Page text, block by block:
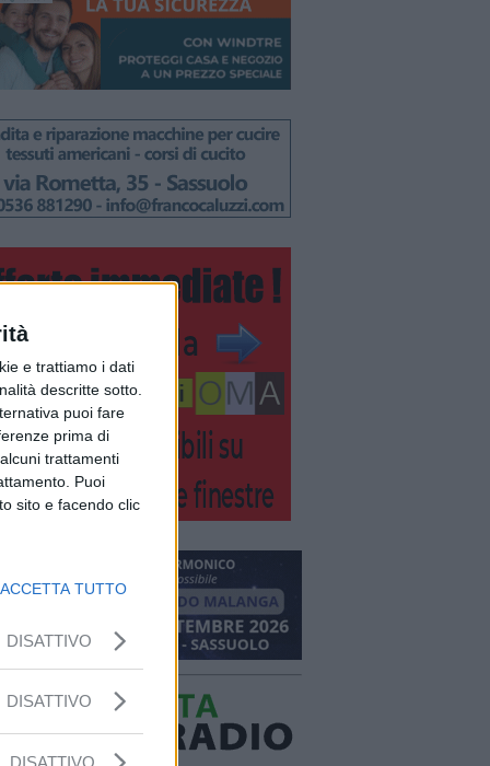
e trattiamo i dati
descritte sotto.
puoi fare
prima di
trattamenti
Puoi
sito e facendo clic
ACCETTA TUTTO
DISATTIVO
DISATTIVO
DISATTIVO